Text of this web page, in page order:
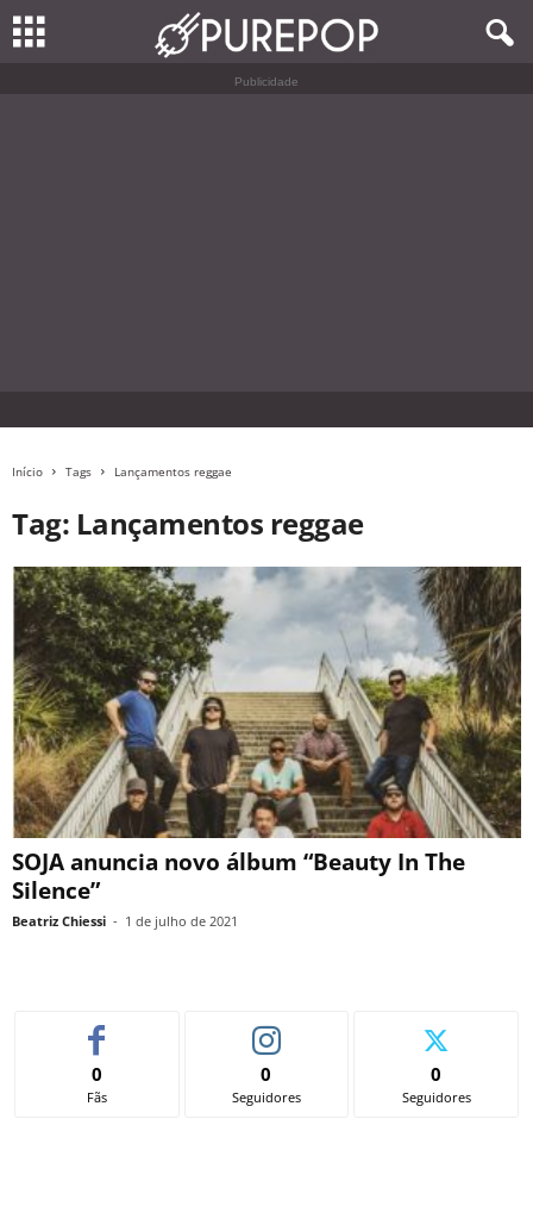
Publicidade
Início Tags Lançamentos reggae
Tag: Lançamentos reggae
SOJA anuncia novo álbum “Beauty In The
Silence”
Beatriz Chiessi - 1 de julho de 2021
0
Fãs
0
Seguidores
0
Seguidores